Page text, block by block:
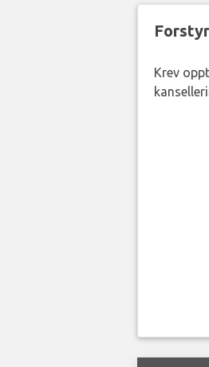
Krev